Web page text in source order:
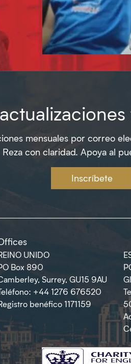
mensuales por correo
Reza con claridad. Apoya al
Inscríbete
UNIDO
Box 890
Surrey, GU15 9AU
+44 1276 676520
benéfico 1171159